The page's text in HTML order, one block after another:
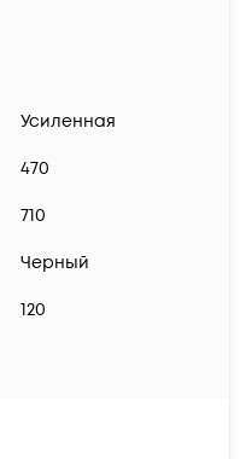
Усиленная
470
710
Черный
120